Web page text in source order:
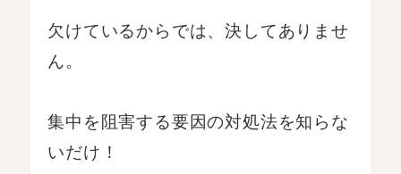
欠けているからでは、決してありませ
ん。
集中を阻害する要因の対処法を知らな
いだけ！